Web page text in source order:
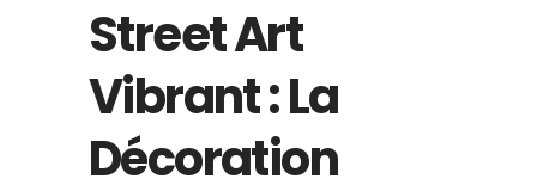
Street Art
Vibrant : La
Décoration